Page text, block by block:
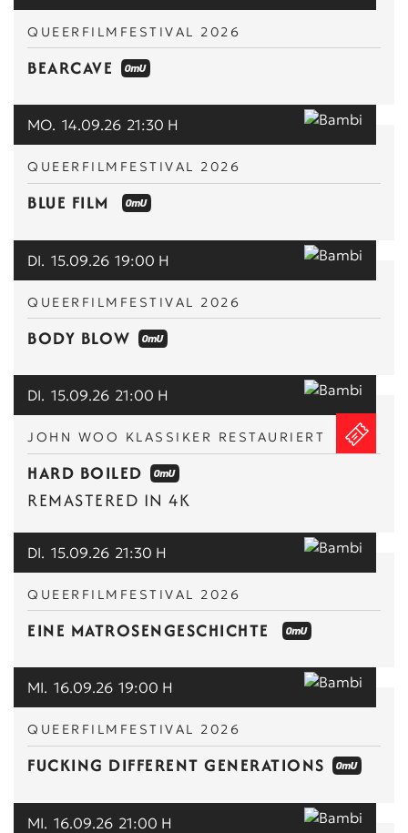
QUEERFILMFESTIVAL 2026
BEARCAVE
QUEERFILMFESTIVAL 2026
BLUE FILM
MO. 14.09.26 21:30 H
QUEERFILMFESTIVAL 2026
BODY BLOW
DI. 15.09.26 19:00 H
JOHN WOO KLASSIKER RESTAURIERT
HARD BOILED
REMASTERED IN 4K
DI. 15.09.26 21:00 H
QUEERFILMFESTIVAL 2026
EINE MATROSENGESCHICHTE
DI. 15.09.26 21:30 H
QUEERFILMFESTIVAL 2026
FUCKING DIFFERENT GENERATIONS
MI. 16.09.26 19:00 H
MI. 16.09.26 21:00 H